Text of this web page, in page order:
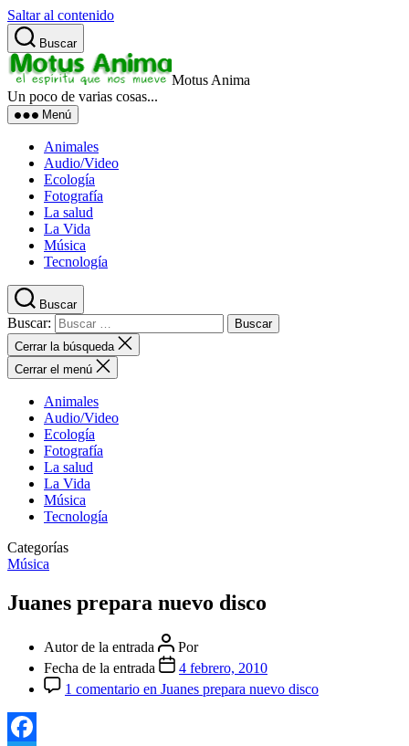
Saltar al contenido
Buscar
Motus Anima
Un poco de varias cosas...
Menú
Animales
Audio/Video
Ecología
Fotografía
La salud
La Vida
Música
Tecnología
Buscar
Buscar:
Cerrar la búsqueda
Cerrar el menú
Animales
Audio/Video
Ecología
Fotografía
La salud
La Vida
Música
Tecnología
Categorías
Música
Juanes prepara nuevo disco
Autor de la entrada
Por
Fecha de la entrada
4 febrero, 2010
1 comentario en Juanes prepara nuevo disco